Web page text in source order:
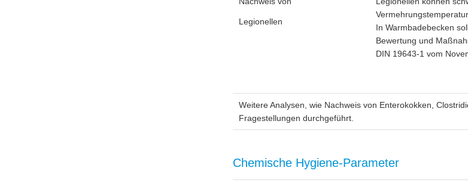
Legionellen
In Warmbadebecken
Bewertung und
DIN 19643-1 vom
Weitere Analysen, wie Nachweis von Enterokokken,
Fragestellungen durchgeführt.
Chemische Hygiene-Parameter